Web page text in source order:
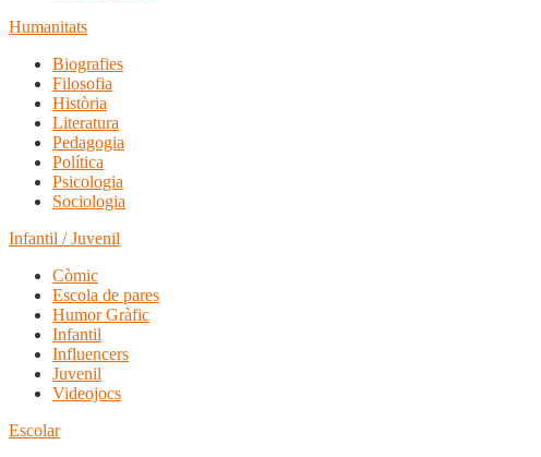
Humanitats
Biografies
Filosofia
Història
Literatura
Pedagogia
Política
Psicologia
Sociologia
Infantil / Juvenil
Còmic
Escola de pares
Humor Gràfic
Infantil
Influencers
Juvenil
Videojocs
Escolar